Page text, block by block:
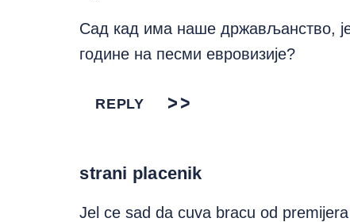
Сад кад има наше држављанство,
године на песми евровизије?
REPLY
strani placenik
Jel ce sad da cuva bracu od